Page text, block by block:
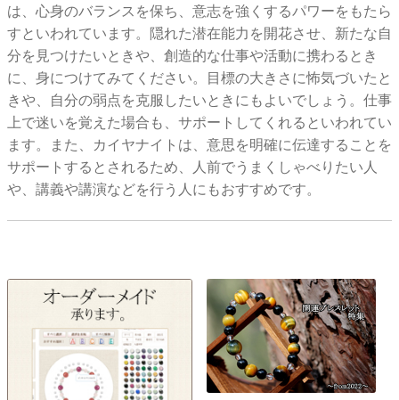
は、心身のバランスを保ち、意志を強くするパワーをもたら
すといわれています。隠れた潜在能力を開花させ、新たな自
分を見つけたいときや、創造的な仕事や活動に携わるとき
に、身につけてみてください。目標の大きさに怖気づいたと
きや、自分の弱点を克服したいときにもよいでしょう。仕事
上で迷いを覚えた場合も、サポートしてくれるといわれてい
ます。また、カイヤナイトは、意思を明確に伝達することを
サポートするとされるため、人前でうまくしゃべりたい人
や、講義や講演などを行う人にもおすすめです。